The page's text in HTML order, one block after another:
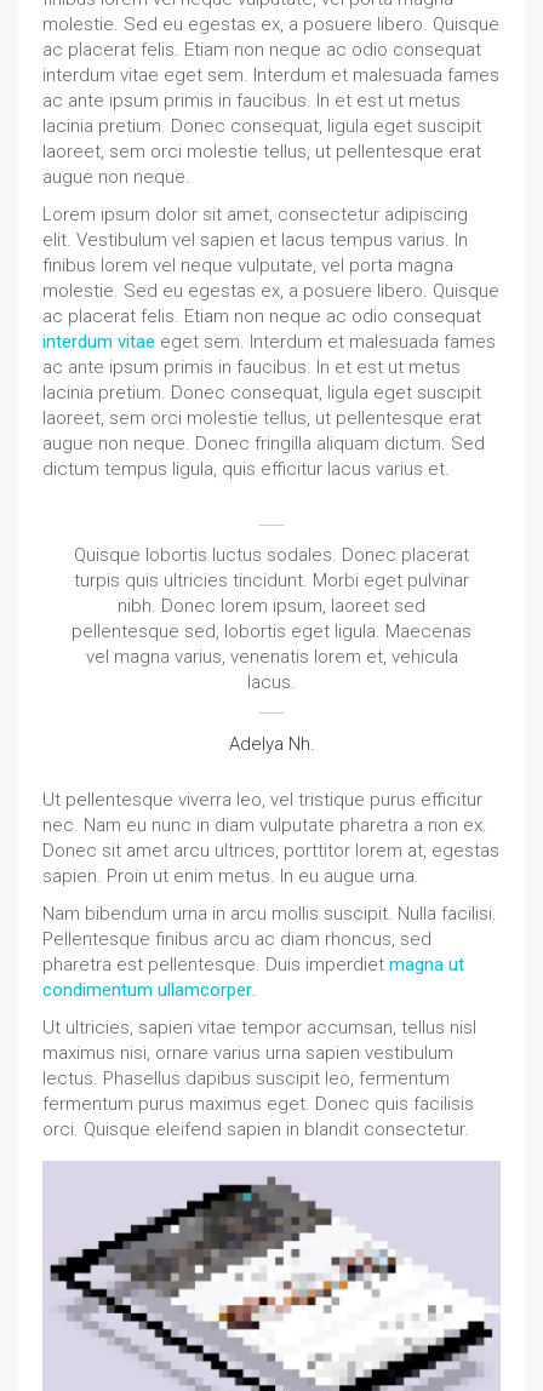
molestie. Sed eu egestas ex, a posuere libero. Quisque
ac placerat felis. Etiam non neque ac odio consequat
interdum vitae eget sem. Interdum et malesuada fames
ac ante ipsum primis in faucibus. In et est ut metus
lacinia pretium. Donec consequat, ligula eget suscipit
laoreet, sem orci molestie tellus, ut pellentesque erat
augue non neque.
Lorem ipsum dolor sit amet, consectetur adipiscing
elit. Vestibulum vel sapien et lacus tempus varius. In
finibus lorem vel neque vulputate, vel porta magna
molestie. Sed eu egestas ex, a posuere libero. Quisque
ac placerat felis. Etiam non neque ac odio consequat
interdum vitae eget sem. Interdum et malesuada fames
ac ante ipsum primis in faucibus. In et est ut metus
lacinia pretium. Donec consequat, ligula eget suscipit
laoreet, sem orci molestie tellus, ut pellentesque erat
augue non neque. Donec fringilla aliquam dictum. Sed
dictum tempus ligula, quis efficitur lacus varius et.
Quisque lobortis luctus sodales. Donec placerat
turpis quis ultricies tincidunt. Morbi eget pulvinar
nibh. Donec lorem ipsum, laoreet sed
pellentesque sed, lobortis eget ligula. Maecenas
vel magna varius, venenatis lorem et, vehicula
lacus.
Adelya Nh.
Ut pellentesque viverra leo, vel tristique purus efficitur
nec. Nam eu nunc in diam vulputate pharetra a non ex.
Donec sit amet arcu ultrices, porttitor lorem at, egestas
sapien. Proin ut enim metus. In eu augue urna.
Nam bibendum urna in arcu mollis suscipit. Nulla facilisi.
Pellentesque finibus arcu ac diam rhoncus, sed
pharetra est pellentesque. Duis imperdiet magna ut
condimentum ullamcorper.
Ut ultricies, sapien vitae tempor accumsan, tellus nisl
maximus nisi, ornare varius urna sapien vestibulum
lectus. Phasellus dapibus suscipit leo, fermentum
fermentum purus maximus eget. Donec quis facilisis
orci. Quisque eleifend sapien in blandit consectetur.